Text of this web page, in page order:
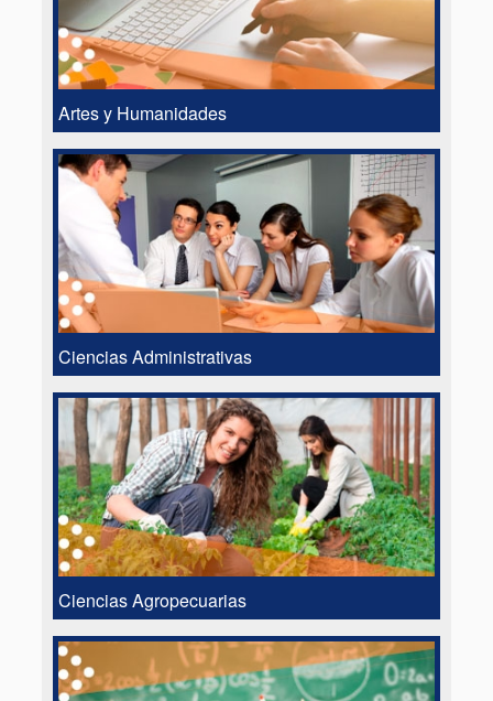
Artes y Humanidades
Ciencias Administrativas
Ciencias Agropecuarias